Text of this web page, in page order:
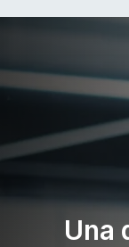
Una